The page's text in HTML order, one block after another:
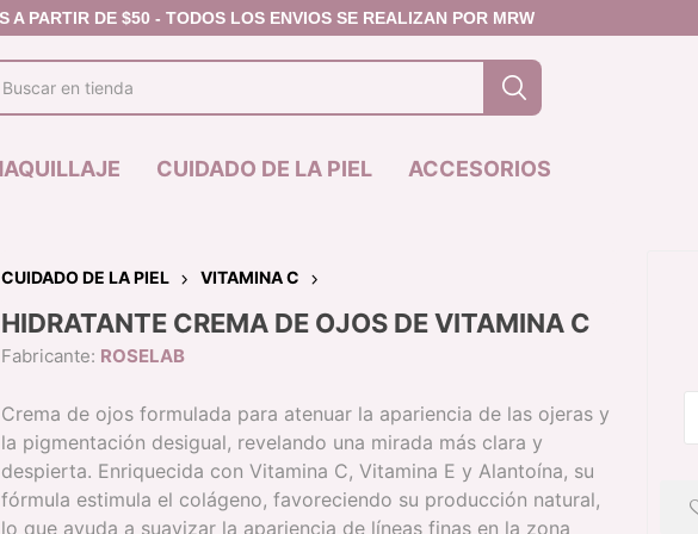
DE CEJAS
DE CEJAS
FACIAL
CONTORNO -
CORRECTOR
POLVO COMPACTO /
FIJADOR
RUBOR
LABIOS
LABIAL EN BARRA
LABIAL LIQUIDO
BRILLO LABIAL
LINEA ANIVERSARIO
OJOS
PALETA DE
DELINEADOR
CUIDADO DE LA PIEL
MASCARILLA PREMIER ROSE
ACCESORIOS
CUIDADO DE LA PIEL VITAMINA C
HIDRATANTE CREMA DE OJOS DE VITAMINA C
Fabricante: ROSELAB
Crema de ojos formulada para atenuar la apariencia de las ojeras y
la pigmentación desigual, revelando una mirada más clara y
despierta. Enriquecida con Vitamina C, Vitamina E y Alantoína, su
fórmula estimula el colágeno, favoreciendo su producción natural,
lo que ayuda a suavizar la apariencia de líneas finas en la zona